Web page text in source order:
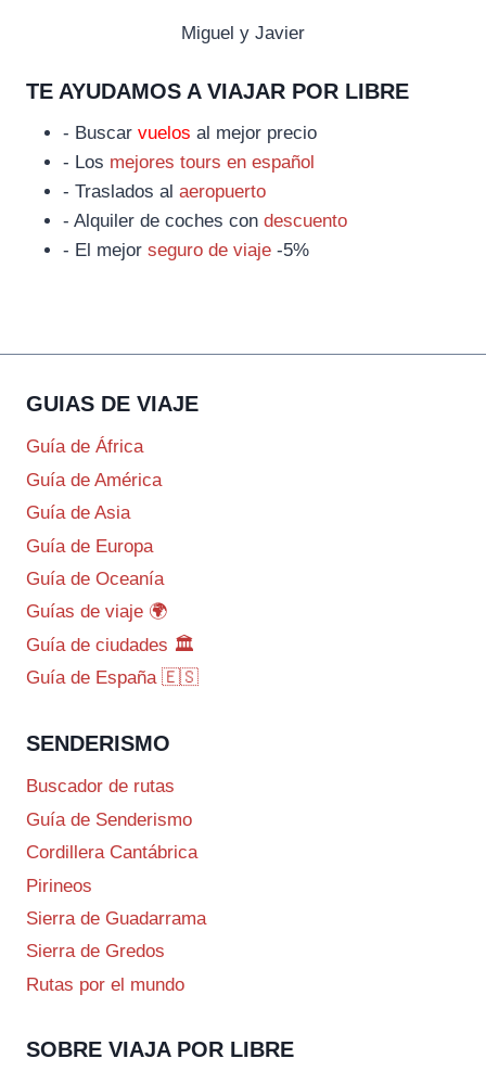
Miguel y Javier
TE AYUDAMOS A VIAJAR POR LIBRE
- Buscar vuelos al mejor precio
- Los mejores tours en español
- Traslados al aeropuerto
- Alquiler de coches con descuento
- El mejor seguro de viaje -5%
GUIAS DE VIAJE
Guía de África
Guía de América
Guía de Asia
Guía de Europa
Guía de Oceanía
Guías de viaje 🌍
Guía de ciudades 🏛️
Guía de España 🇪🇸
SENDERISMO
Buscador de rutas
Guía de Senderismo
Cordillera Cantábrica
Pirineos
Sierra de Guadarrama
Sierra de Gredos
Rutas por el mundo
SOBRE VIAJA POR LIBRE